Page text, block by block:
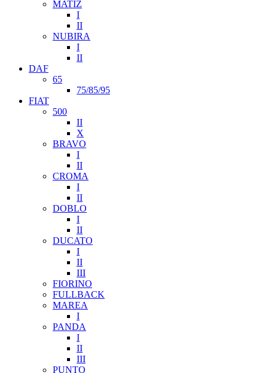
MATIZ
I
II
NUBIRA
I
II
DAF
65
75/85/95
FIAT
500
II
X
BRAVO
I
II
CROMA
I
II
DOBLO
I
II
DUCATO
I
II
III
FIORINO
FULLBACK
MAREA
I
PANDA
I
II
III
PUNTO